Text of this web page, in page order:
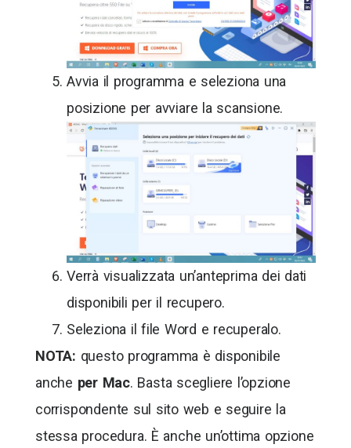
Avvia il programma e seleziona una
posizione per avviare la scansione.
Verrà visualizzata un’anteprima dei dati
disponibili per il recupero.
Seleziona il file Word e recuperalo.
NOTA: questo programma è disponibile
anche per Mac. Basta scegliere l’opzione
corrispondente sul sito web e seguire la
stessa procedura. È anche un’ottima opzione